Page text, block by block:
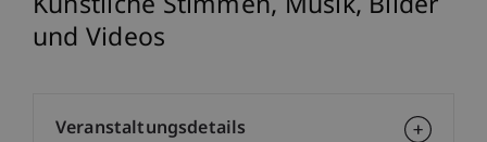
Künstliche Stimmen, Musik, Bilder
und Videos
Veranstaltungsdetails